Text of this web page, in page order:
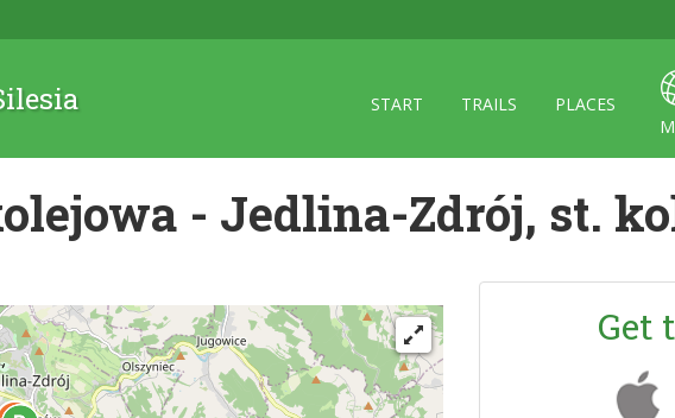
START TRAILS
PLACES
- Jedlina-Zdrój, st.
Get